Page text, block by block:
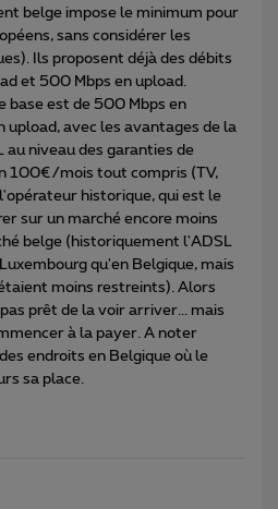
belge impose le minimum pour
sans considérer les
Ils proposent déjà des débits
et 500 Mbps en upload.
base est de 500 Mbps en
upload, avec les avantages de la
niveau des garanties de
100€/mois tout compris (TV,
historique, qui est le
sur un marché encore moins
belge (historiquement l'ADSL
qu'en Belgique, mais
moins restreints). Alors
prêt de la voir arriver... mais
à la payer. A noter
endroits en Belgique où le
sa place.